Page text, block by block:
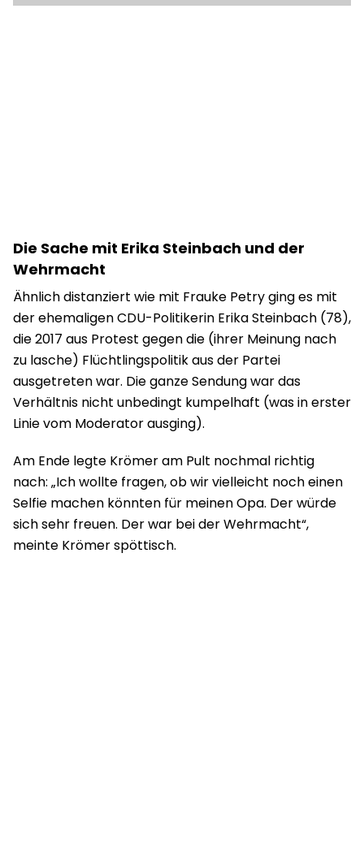
Die Sache mit Erika Steinbach und der
Wehrmacht
Ähnlich distanziert wie mit Frauke Petry ging es mit
der ehemaligen CDU-Politikerin Erika Steinbach (78),
die 2017 aus Protest gegen die (ihrer Meinung nach
zu lasche) Flüchtlingspolitik aus der Partei
ausgetreten war. Die ganze Sendung war das
Verhältnis nicht unbedingt kumpelhaft (was in erster
Linie vom Moderator ausging).
Am Ende legte Krömer am Pult nochmal richtig
nach: „Ich wollte fragen, ob wir vielleicht noch einen
Selfie machen könnten für meinen Opa. Der würde
sich sehr freuen. Der war bei der Wehrmacht“,
meinte Krömer spöttisch.